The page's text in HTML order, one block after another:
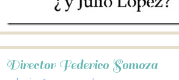
Director Federico Somoza